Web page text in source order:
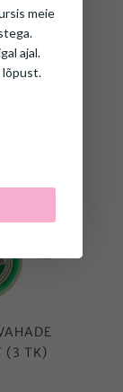
(3 TK)
meie
ajal.
lõpust.